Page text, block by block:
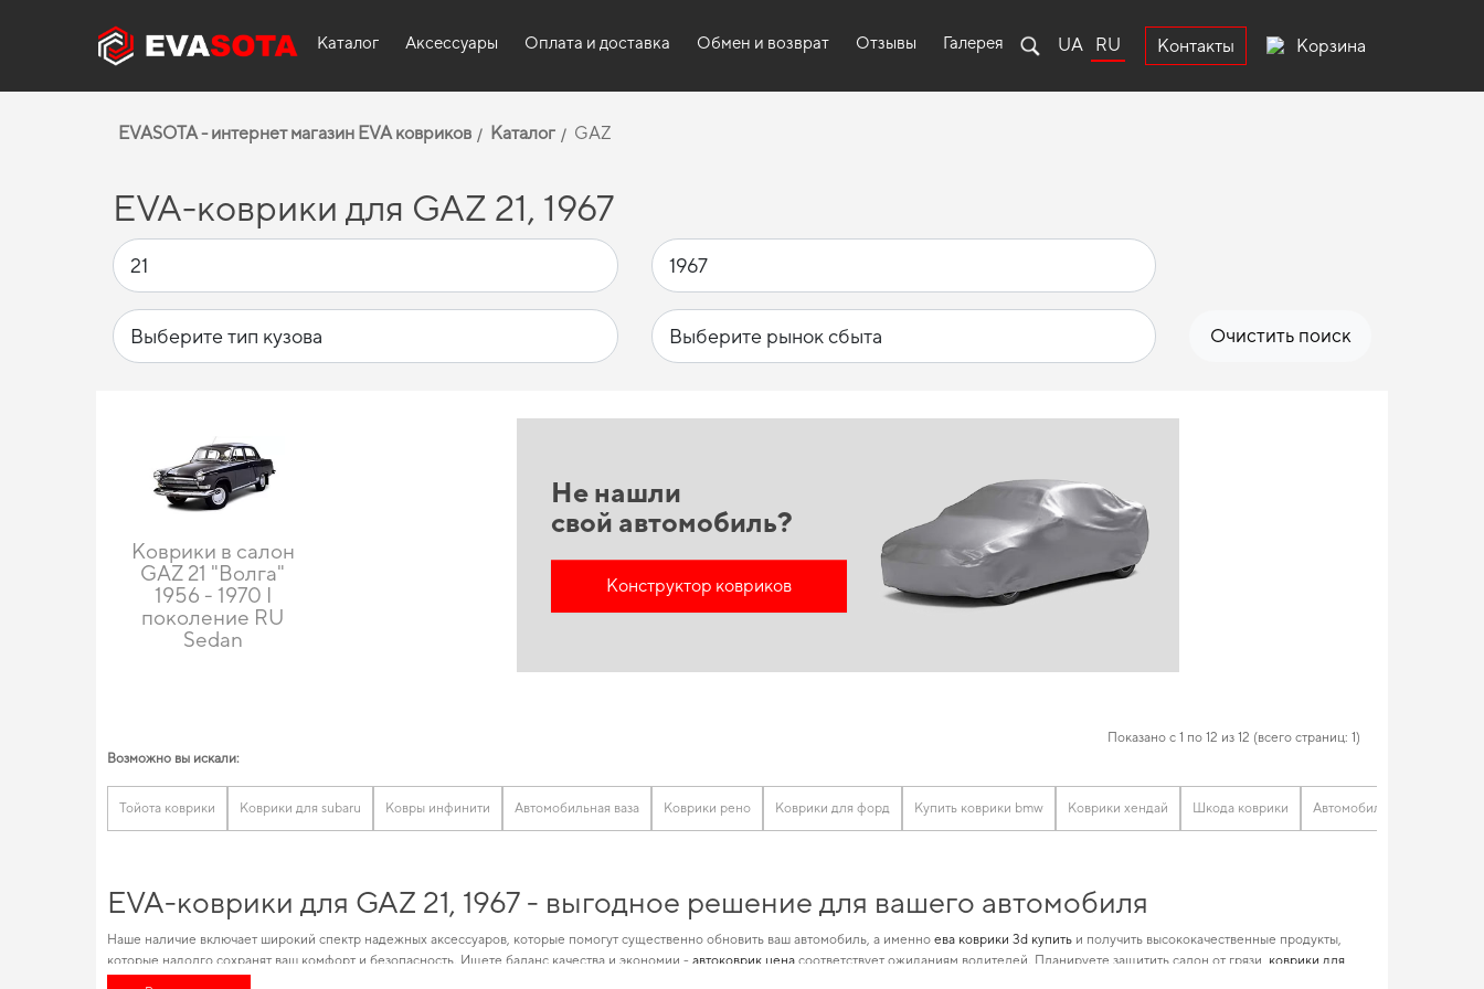
Каталог Аксессуары Оплата и доставка Обмен и возврат Отзывы Галерея UA RU Контакты Корзина
EVASOTA - интернет магазин EVA ковриков Каталог GAZ
EVA-коврики для GAZ 21, 1967
Очистить поиск
Коврики в салон
GAZ 21 "Волга"
1956 - 1970 I
поколение RU
Sedan
Не нашли
свой автомобиль?
Конструктор ковриков
Показано с 1 по 12 из 12 (всего страниц: 1)
Возможно вы искали:
Тойота коврики Коврики для subaru Ковры инфинити Автомобильная ваза Коврики рено Коврики для форд Купить коврики bmw Коврики хендай Шкода коврики Автомобильные коврики
EVA-коврики для GAZ 21, 1967 - выгодное решение для вашего автомобиля
Наше наличие включает широкий спектр надежных аксессуаров, которые помогут существенно обновить ваш автомобиль, а именно ева коврики 3d купить и получить высококачественные продукты,
которые надолго сохранят ваш комфорт и безопасность. Ищете баланс качества и экономии - автоковрик цена соответствует ожиданиям водителей. Планируете защитить салон от грязи, коврики для